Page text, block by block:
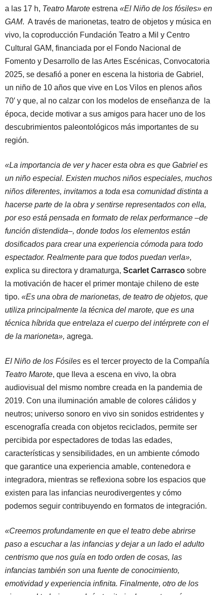
a las 17 h, Teatro Marote estrena «El Niño de los fósiles» en
GAM. A través de marionetas, teatro de objetos y música en
vivo, la coproducción Fundación Teatro a Mil y Centro
Cultural GAM, financiada por el Fondo Nacional de
Fomento y Desarrollo de las Artes Escénicas, Convocatoria
2025, se desafió a poner en escena la historia de Gabriel,
un niño de 10 años que vive en Los Vilos en plenos años
70′ y que, al no calzar con los modelos de enseñanza de la
época, decide motivar a sus amigos para hacer uno de los
descubrimientos paleontológicos más importantes de su
región.
«La importancia de ver y hacer esta obra es que Gabriel es
un niño especial. Existen muchos niños especiales, muchos
niños diferentes, invitamos a toda esa comunidad distinta a
hacerse parte de la obra y sentirse representados con ella,
por eso está pensada en formato de relax performance –de
función distendida–, donde todos los elementos están
dosificados para crear una experiencia cómoda para todo
espectador. Realmente para que todos puedan verla»,
explica su directora y dramaturga, Scarlet Carrasco sobre
la motivación de hacer el primer montaje chileno de este
tipo. «Es una obra de marionetas, de teatro de objetos, que
utiliza principalmente la técnica del marote, que es una
técnica híbrida que entrelaza el cuerpo del intérprete con el
de la marioneta», agrega.
El Niño de los Fósiles es el tercer proyecto de la Compañía
Teatro Marote, que lleva a escena en vivo, la obra
audiovisual del mismo nombre creada en la pandemia de
2019. Con una iluminación amable de colores cálidos y
neutros; universo sonoro en vivo sin sonidos estridentes y
escenografía creada con objetos reciclados, permite ser
percibida por espectadores de todas las edades,
características y sensibilidades, en un ambiente cómodo
que garantice una experiencia amable, contenedora e
integradora, mientras se reflexiona sobre los espacios que
existen para las infancias neurodivergentes y cómo
podemos seguir contribuyendo en formatos de integración.
«Creemos profundamente en que el teatro debe abrirse
paso a escuchar a las infancias y dejar a un lado el adulto
centrismo que nos guía en todo orden de cosas, las
infancias también son una fuente de conocimiento,
emotividad y experiencia infinita. Finalmente, otro de los